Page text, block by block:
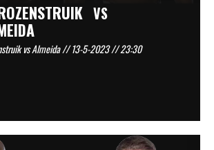
VS
vs Almeida // 13-5-2023 // 23:30